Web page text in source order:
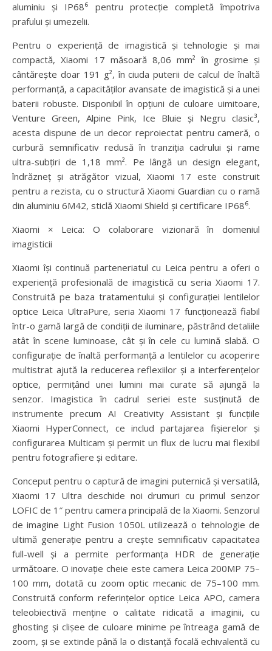
aluminiu și IP68⁶ pentru protecție completă împotriva
prafului și umezelii.
Pentru o experiență de imagistică și tehnologie și mai
compactă, Xiaomi 17 măsoară 8,06 mm² în grosime și
cântărește doar 191 g², în ciuda puterii de calcul de înaltă
performanță, a capacităților avansate de imagistică și a unei
baterii robuste. Disponibil în opțiuni de culoare uimitoare,
Venture Green, Alpine Pink, Ice Bluie și Negru clasic³,
acesta dispune de un decor reproiectat pentru cameră, o
curbură semnificativ redusă în tranziția cadrului și rame
ultra-subțiri de 1,18 mm². Pe lângă un design elegant,
îndrăzneț și atrăgător vizual, Xiaomi 17 este construit
pentru a rezista, cu o structură Xiaomi Guardian cu o ramă
din aluminiu 6M42, sticlă Xiaomi Shield și certificare IP68⁶.
Xiaomi × Leica: O colaborare vizionară în domeniul
imagisticii
Xiaomi își continuă parteneriatul cu Leica pentru a oferi o
experiență profesională de imagistică cu seria Xiaomi 17.
Construită pe baza tratamentului și configurației lentilelor
optice Leica UltraPure, seria Xiaomi 17 funcționează fiabil
într-o gamă largă de condiții de iluminare, păstrând detaliile
atât în ​​scene luminoase, cât și în cele cu lumină slabă. O
configurație de înaltă performanță a lentilelor cu acoperire
multistrat ajută la reducerea reflexiilor și a interferențelor
optice, permițând unei lumini mai curate să ajungă la
senzor. Imagistica în cadrul seriei este susținută de
instrumente precum AI Creativity Assistant și funcțiile
Xiaomi HyperConnect, ce includ partajarea fișierelor și
configurarea Multicam și permit un flux de lucru mai flexibil
pentru fotografiere și editare.
Conceput pentru o captură de imagini puternică și versatilă,
Xiaomi 17 Ultra deschide noi drumuri cu primul senzor
LOFIC de 1″ pentru camera principală de la Xiaomi. Senzorul
de imagine Light Fusion 1050L utilizează o tehnologie de
ultimă generație pentru a crește semnificativ capacitatea
full-well și a permite performanța HDR de generație
următoare. O inovație cheie este camera Leica 200MP 75–
100 mm, dotată cu zoom optic mecanic de 75–100 mm.
Construită conform referințelor optice Leica APO, camera
teleobiectivă menține o calitate ridicată a imaginii, cu
ghosting și clișee de culoare minime pe întreaga gamă de
zoom, și se extinde până la o distanță focală echivalentă cu